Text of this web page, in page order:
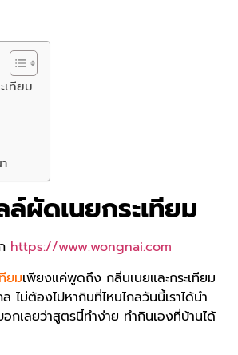
เทียม
ผัดเนยกระเทียม
https://www.wongnai.com
ยมเพียงแค่พูดถึง กลิ่นเนยและกระเทียม
ไม่ต้องไปหากินที่ไหนไกลวันนี้เราได้นำ
กเลยว่าสูตรนี้ทำง่าย ทำกินเองที่บ้านได้